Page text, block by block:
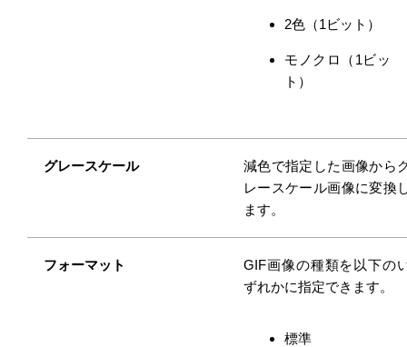
2色（1ビット）
モノクロ（1ビッ
ト）
グレースケール
減色で指定した画像から
レースケール画像に変換
ます。
フォーマット
GIF画像の種類を以下の
ずれかに指定できます。
標準